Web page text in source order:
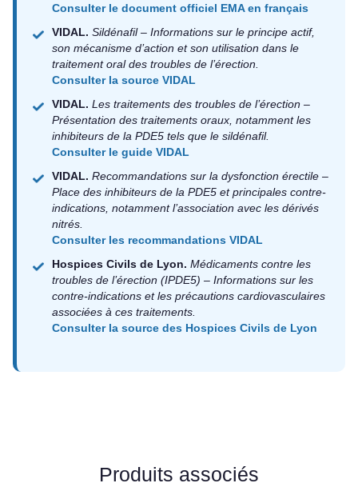
Consulter le document officiel EMA en français
VIDAL. Sildénafil – Informations sur le principe actif,
son mécanisme d’action et son utilisation dans le
traitement oral des troubles de l’érection.
Consulter la source VIDAL
VIDAL. Les traitements des troubles de l’érection –
Présentation des traitements oraux, notamment les
inhibiteurs de la PDE5 tels que le sildénafil.
Consulter le guide VIDAL
VIDAL. Recommandations sur la dysfonction érectile –
Place des inhibiteurs de la PDE5 et principales contre-
indications, notamment l’association avec les dérivés
nitrés.
Consulter les recommandations VIDAL
Hospices Civils de Lyon. Médicaments contre les
troubles de l’érection (IPDE5) – Informations sur les
contre-indications et les précautions cardiovasculaires
associées à ces traitements.
Consulter la source des Hospices Civils de Lyon
Produits associés